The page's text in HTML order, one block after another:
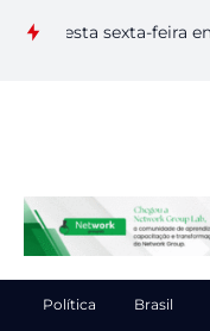
sexta-feira em
Política Brasil